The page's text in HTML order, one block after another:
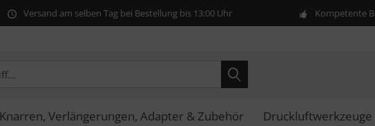
Versand am selben Tag bei Bestellung bis 13:00 Uhr Kompetente
Knarren, Verlängerungen, Adapter & Zubehör Druckluftwerkzeuge